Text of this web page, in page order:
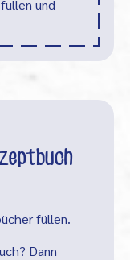
und
füllen.
Dann